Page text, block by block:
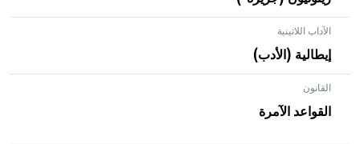
الآداب اللاتينية
إيطالية (الأدب)
القانون
القواعد الآمرة
- هل تعلم أن الأبلق نوع من الفنون الهندسية التي ارتبطت
بالعمارة الإسلامية في بلاد الشام ومصر خاصة، حيث يحرص
المعمار على بناء مداميكه وخاصة في الواجهات